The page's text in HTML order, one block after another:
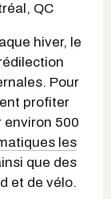
QC
hiver, le
Pour
profiter
environ 500
les
que des
et de vélo.